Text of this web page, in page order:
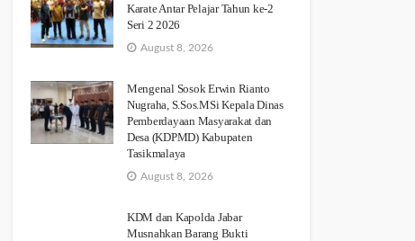
Karate Antar Pelajar Tahun ke-2
Seri 2 2026
August 8, 2026
Mengenal Sosok Erwin Rianto
Nugraha, S.Sos.MSi Kepala Dinas
Pemberdayaan Masyarakat dan
Desa (KDPMD) Kabupaten
Tasikmalaya
August 8, 2026
KDM dan Kapolda Jabar
Musnahkan Barang Bukti